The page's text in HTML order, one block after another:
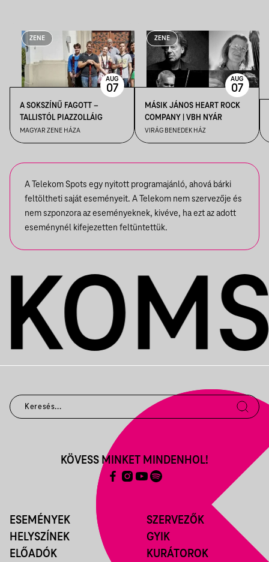
ZENE
A SOKSZÍNŰ FAGOTT –
TALLISTÓL PIAZZOLLÁIG
MAGYAR ZENE HÁZA
AUG
07
ZENE
MÁSIK JÁNOS HEART ROCK
COMPANY | VBH NYÁR
VIRÁG BENEDEK HÁZ
AUG
07
A Telekom Spots egy nyitott programajánló, ahová bárki
feltöltheti saját eseményeit. A Telekom nem szervezője és
nem szponzora az eseményeknek, kivéve, ha ezt az adott
eseménynél kifejezetten feltüntettük.
ESEMÉNYEK
HELYSZÍNEK
ELŐADÓK
SZERVEZŐK
GYIK
KURÁTOROK
KÖVESS MINKET MINDENHOL!